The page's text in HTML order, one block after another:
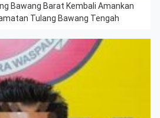
Bawang Barat Kembali Amankan
Tulang Bawang Tengah